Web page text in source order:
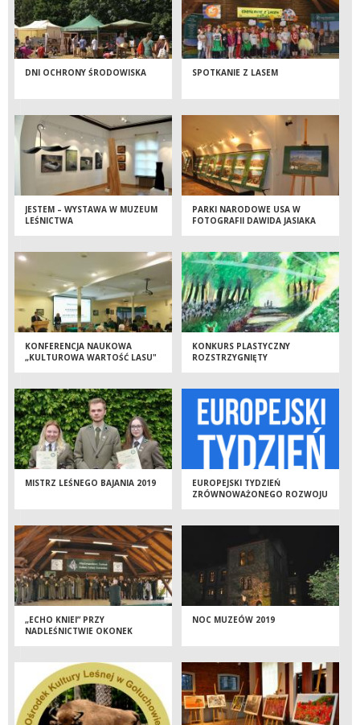
DNI OCHRONY ŚRODOWISKA SPOTKANIE Z LASEM
JESTEM – WYSTAWA W MUZEUM
LEŚNICTWA
PARKI NARODOWE USA W
FOTOGRAFII DAWIDA JASIAKA
KONFERENCJA NAUKOWA
„KULTUROWA WARTOŚĆ LASU"
KONKURS PLASTYCZNY
ROZSTRZYGNIĘTY
MISTRZ LEŚNEGO BAJANIA 2019
EUROPEJSKI TYDZIEŃ
ZRÓWNOWAŻONEGO ROZWOJU
„ECHO KNIEI” PRZY
NADLEŚNICTWIE OKONEK
FESTIWALU KULTURY LEŚNEJ I
ŁOWIECKIEJ W GOŁUCHOWIE
NOC MUZEÓW 2019